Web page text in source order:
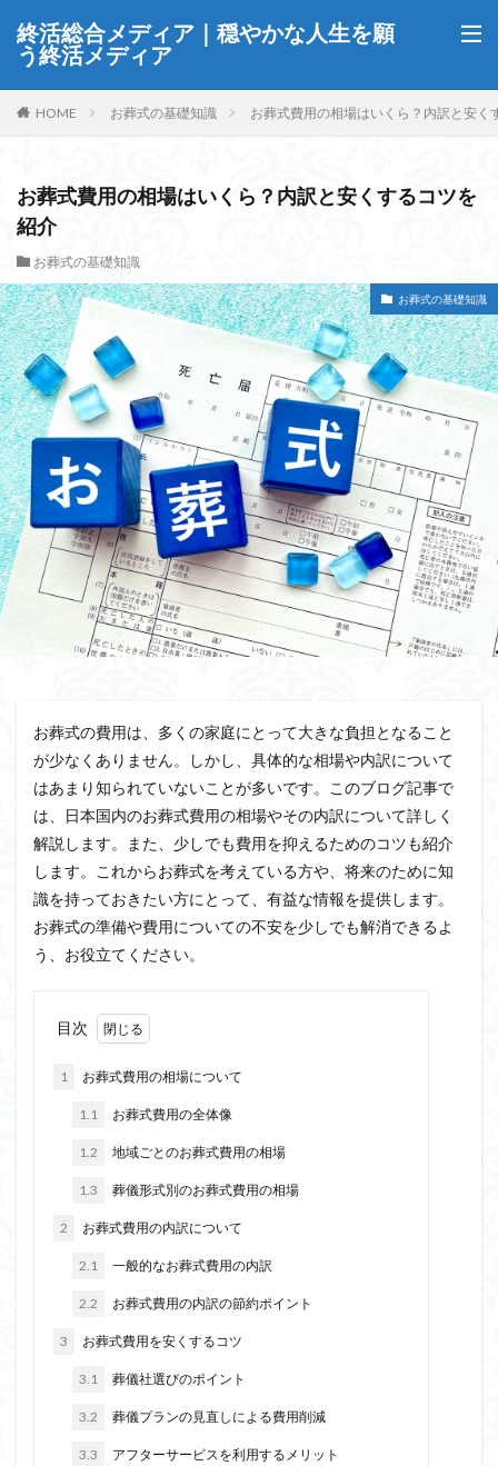
終活総合メディア｜穏やかな人生を願
う終活メディア
HOME お葬式の基礎知識 お葬式費用の相場はいくら？内訳と安く
お葬式費用の相場はいくら？内訳と安くするコツを
紹介
お葬式の基礎知識
お葬式の基礎知識
お葬式の費用は、多くの家庭にとって大きな負担となること
が少なくありません。しかし、具体的な相場や内訳について
はあまり知られていないことが多いです。このブログ記事で
は、日本国内のお葬式費用の相場やその内訳について詳しく
解説します。また、少しでも費用を抑えるためのコツも紹介
します。これからお葬式を考えている方や、将来のために知
識を持っておきたい方にとって、有益な情報を提供します。
お葬式の準備や費用についての不安を少しでも解消できるよ
う、お役立てください。
目次
1 お葬式費用の相場について
1.1 お葬式費用の全体像
1.2 地域ごとのお葬式費用の相場
1.3 葬儀形式別のお葬式費用の相場
2 お葬式費用の内訳について
2.1 一般的なお葬式費用の内訳
2.2 お葬式費用の内訳の節約ポイント
3 お葬式費用を安くするコツ
3.1 葬儀社選びのポイント
3.2 葬儀プランの見直しによる費用削減
3.3 アフターサービスを利用するメリット